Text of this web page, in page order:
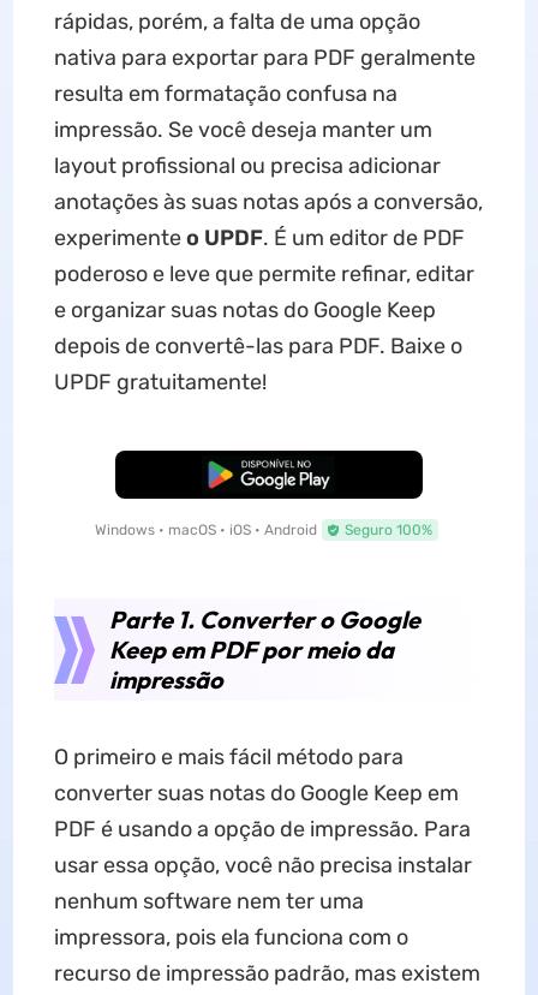
rápidas, porém, a falta de uma opção
nativa para exportar para PDF geralmente
resulta em formatação confusa na
impressão. Se você deseja manter um
layout profissional ou precisa adicionar
anotações às suas notas após a conversão,
experimenteo UPDF. É um editor de PDF
poderoso e leve que permite refinar, editar
e organizar suas notas do Google Keep
depois de convertê-las para PDF. Baixe o
UPDF gratuitamente!
Baixar Grátis
Windows • macOS • iOS • Android Seguro 100%
Parte 1. Converter o Google
Keep em PDF por meio da
impressão
O primeiro e mais fácil método para
converter suas notas do Google Keep em
PDF é usando a opção de impressão. Para
usar essa opção, você não precisa instalar
nenhum software nem ter uma
impressora, pois ela funciona com o
recurso de impressão padrão, mas existem